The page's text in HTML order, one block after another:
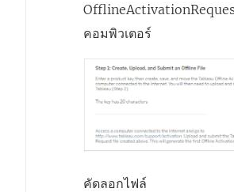
คอมพิวเตอร์
คัดลอกไฟล์